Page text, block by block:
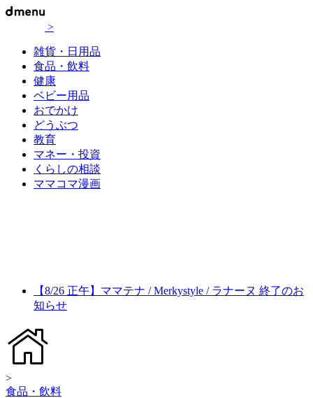
>
雑貨・日用品
食品・飲料
健康
ベビー用品
おでかけ
どうぶつ
教育
マネー・投資
くらしの相談
ママコマ漫画
【8/26 正午】ママテナ / Merkystyle / ラナーヌ 終了のお
知らせ
>
食品・飲料